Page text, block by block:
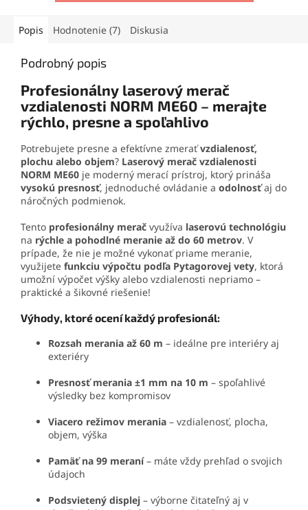
m a aretáciu lasera na
Odolnosť IP54, mini statív a
montážne, stavebné aj
dokončovacie práce.
interiéry s rádiusom až 30m,
príslušenstvom v praktickej
Popis Hodnotenie (7) Diskusia
Podrobný popis
Profesionálny laserový merač
vzdialenosti NORM ME60 – merajte
rýchlo, presne a spoľahlivo
Potrebujete presne a efektívne zmeraťvzdialenosť,
plochu alebo objem? Laserový merač vzdialenosti
NORM ME60 je moderný merací prístroj, ktorý prináša
vysokú presnosť, jednoduché ovládanie a odolnosťaj do
náročných podmienok.
Tento profesionálny merač využíva laserovú technológiu
na rýchle a pohodlné meranie až do 60 metrov. V
prípade, že nie je možné vykonať priame meranie,
využijete funkciu výpočtu podľa Pytagorovej vety, ktorá
umožní výpočet výšky alebo vzdialenosti nepriamo –
praktické a šikovné riešenie!
Výhody, ktoré ocení každý profesionál:
Rozsah merania až 60 m – ideálne pre interiéry aj
exteriéry
Presnosť merania ±1 mm na 10 m – spoľahlivé
výsledky bez kompromisov
Viacero režimov merania – vzdialenosť, plocha,
objem, výška
Pamäť na 99 meraní– máte vždy prehľad o svojich
údajoch
Podsvietený displej – výborne čitateľný aj v